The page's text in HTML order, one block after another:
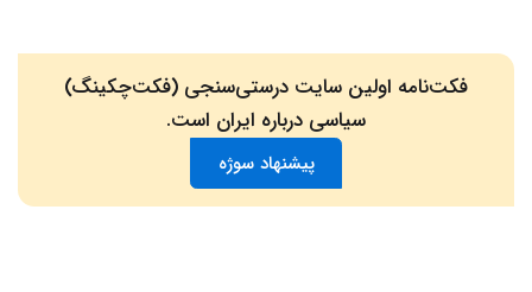
فکت‌نامه اولین سایت درستی‌سنجی (فکت‌چکینگ)
سیاسی درباره ایران است.
پیشنهاد سوژه